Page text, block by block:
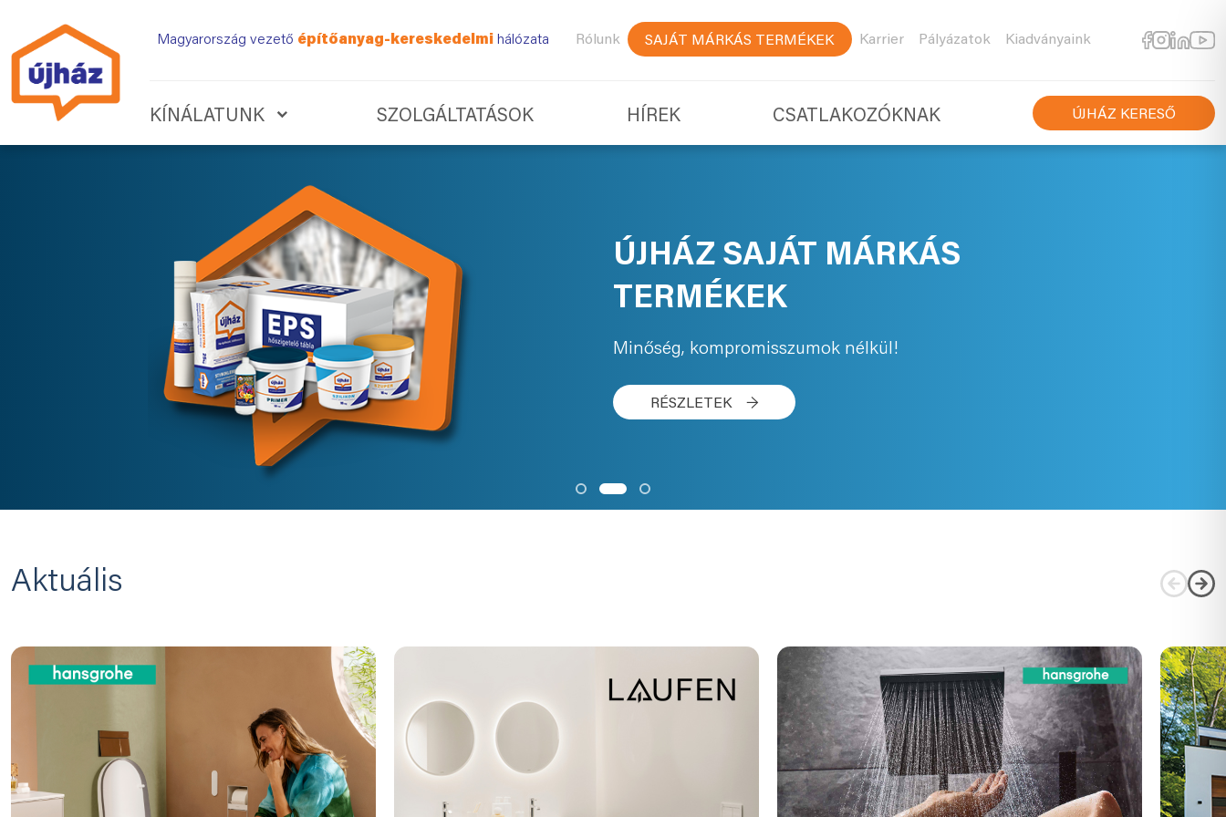
Magyarország vezető építőanyag-kereskedelmi hálózata Rólunk SAJÁT MÁRKÁS TERMÉKEK Karrier Pályázatok Kiadványaink
KÍNÁLATUNK SZOLGÁLTATÁSOK HÍREK CSATLAKOZÓKNAK ÚJHÁZ KERESŐ
ÚJHÁZ SAJÁT MÁRKÁS
TERMÉKEK
Minőség, kompromisszumok nélkül!
RÉSZLETEK →
Aktuális